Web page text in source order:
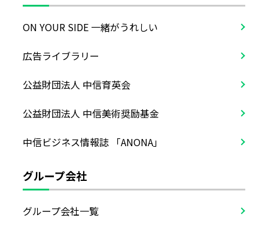
ON YOUR SIDE 一緒がうれしい
広告ライブラリー
公益財団法人 中信育英会
公益財団法人 中信美術奨励基金
中信ビジネス情報誌 「ANONA」
グループ会社
グループ会社一覧